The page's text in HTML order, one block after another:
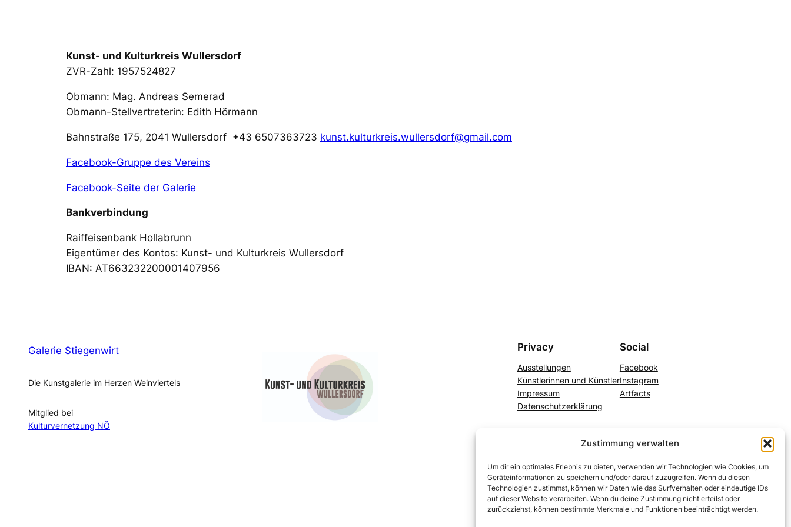
Zustimmung verwalten
Um dir ein optimales Erlebnis zu bieten, verwenden wir Technologien wie Cookies, um
Geräteinformationen zu speichern und/oder darauf zuzugreifen. Wenn du diesen
Technologien zustimmst, können wir Daten wie das Surfverhalten oder eindeutige IDs
auf dieser Website verarbeiten. Wenn du deine Zustimmung nicht erteilst oder
zurückziehst, können bestimmte Merkmale und Funktionen beeinträchtigt werden.
Kunst- und Kulturkreis Wullersdorf
ZVR-Zahl: 1957524827
Obmann: Mag. Andreas Semerad
Obmann-Stellvertreterin: Edith Hörmann
Bahnstraße 175, 2041 Wullersdorf +43 6507363723 kunst.kulturkreis.wullersdorf@gmail.com
Facebook-Gruppe des Vereins
Facebook-Seite der Galerie
Bankverbindung
Raiffeisenbank Hollabrunn
Eigentümer des Kontos: Kunst- und Kulturkreis Wullersdorf
IBAN: AT663232200001407956
Galerie Stiegenwirt
Die Kunstgalerie im Herzen Weinviertels
Mitglied bei
Kulturvernetzung NÖ
Privacy
Ausstellungen
Künstlerinnen und Künstler
Impressum
Datenschutzerklärung
Social
Facebook
Instagram
Artfacts